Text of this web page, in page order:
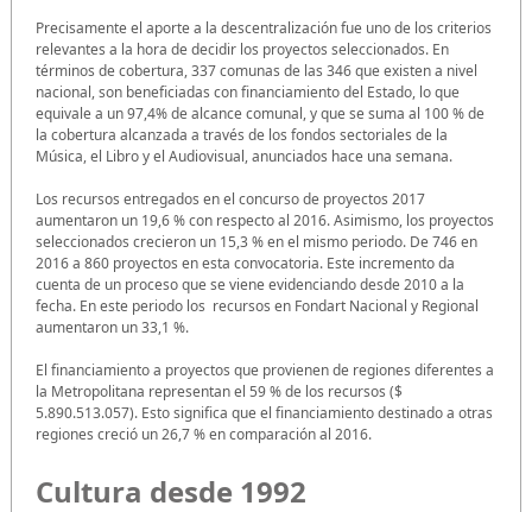
Precisamente el aporte a la descentralización fue uno de los criterios
relevantes a la hora de decidir los proyectos seleccionados. En
términos de cobertura, 337 comunas de las 346 que existen a nivel
nacional, son beneficiadas con financiamiento del Estado, lo que
equivale a un 97,4% de alcance comunal, y que se suma al 100 % de
la cobertura alcanzada a través de los fondos sectoriales de la
Música, el Libro y el Audiovisual, anunciados hace una semana.
Los recursos entregados en el concurso de proyectos 2017
aumentaron un 19,6 % con respecto al 2016. Asimismo, los proyectos
seleccionados crecieron un 15,3 % en el mismo periodo. De 746 en
2016 a 860 proyectos en esta convocatoria. Este incremento da
cuenta de un proceso que se viene evidenciando desde 2010 a la
fecha. En este periodo los recursos en Fondart Nacional y Regional
aumentaron un 33,1 %.
El financiamiento a proyectos que provienen de regiones diferentes a
la Metropolitana representan el 59 % de los recursos ($
5.890.513.057). Esto significa que el financiamiento destinado a otras
regiones creció un 26,7 % en comparación al 2016.
Cultura desde 1992